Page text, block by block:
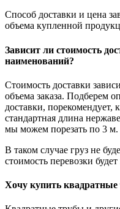
Способ доставки и цена
объема купленной
Зависит ли стоимость
наименований?
Стоимость доставки
объема заказа. Подберем
доставки, порекомендует,
стандартная длина
мы можем порезать по 3 м.
В таком случае груз не
стоимость перевозки
Хочу купить квадратные